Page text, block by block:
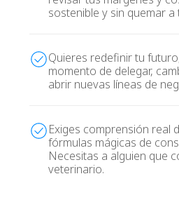
sostenible y sin quemar a
Quieres redefinir tu
momento de delegar,
abrir nuevas líneas de
Exiges comprensión real
fórmulas mágicas de
Necesitas a alguien que
veterinario.